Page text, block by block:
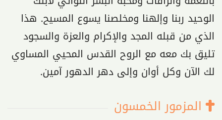
الوحيد ربنا وإلهنا ومخلصنا يسوع المسيح. هذا
الذي من قبله المجد والإكرام والعزة والسجود
تليق بك معه مع الروح القدس المحيي المساوي
لك الآن وكل أوان وإلى دهر الدهور آمين.
المزمور الخمسون